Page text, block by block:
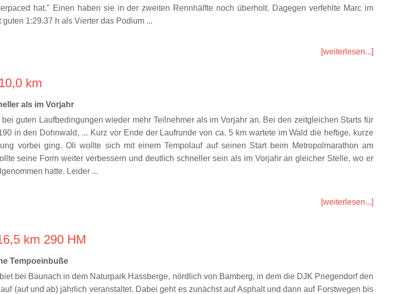
hat." Einen haben sie in der zweiten Rennhälfte noch überholt. Dagegen verfehlte Marc im
1:29.37 h als Vierter das Podium ...
[weiterlesen...]
km
als im Vorjahr
guten Laufbedingungen wieder mehr Teilnehmer als im Vorjahr an. Bei den zeitgleichen Starts für
in den Dohnwald, ... Kurz vor Ende der Laufrunde von ca. 5 km wartete im Wald die heftige, kurze
vorbei ging. Oli wollte sich mit einem Tempolauf auf seinen Start beim Metropolmarathon am
seine Form weiter verbessern und deutlich schneller sein als im Vorjahr an gleicher Stelle, wo er
hatte. Leider ...
[weiterlesen...]
km 290 HM
Tempoeinbuße
bei Baunach in dem Naturpark Hassberge, nördlich von Bamberg, in dem die DJK Priegendorf den
(auf und ab) jährlich veranstaltet. Dabei geht es zunächst auf Asphalt und dann auf Forstwegen bis